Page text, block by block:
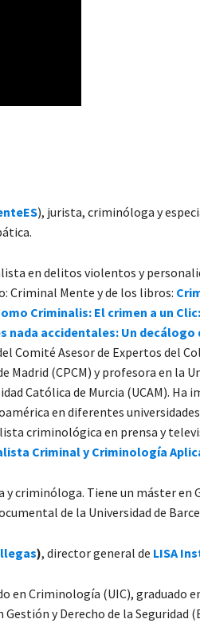
), jurista, criminóloga y
en delitos violentos y
Criminal Mente y de los libros:
Criminalis: El crimen a un
nada accidentales: Un decálogo
Comité Asesor de Expertos del
Madrid (CPCM) y profesora en la
Católica de Murcia (UCAM). Ha
en diferentes
criminológica en prensa y
Criminal y Criminología
y criminóloga. Tiene un máster en
de la Universidad de
), director general de LISA
en Criminología (UIC), graduado
y Derecho de la Seguridad